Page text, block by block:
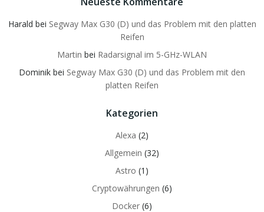
Harald bei Segway Max G30 (D) und das Problem mit den platten
Reifen
Martin bei Radarsignal im 5-GHz-WLAN
Dominik bei Segway Max G30 (D) und das Problem mit den
platten Reifen
Kategorien
Alexa (2)
Allgemein (32)
Astro (1)
Cryptowährungen (6)
Docker (6)